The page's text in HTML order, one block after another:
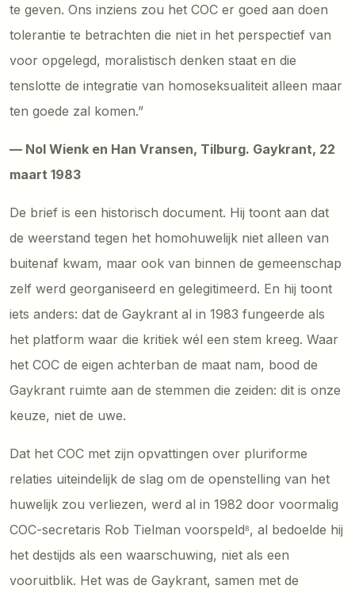
te geven. Ons inziens zou het COC er goed aan doen
tolerantie te betrachten die niet in het perspectief van
voor opgelegd, moralistisch denken staat en die
tenslotte de integratie van homoseksualiteit alleen maar
ten goede zal komen.”
— Nol Wienk en Han Vransen, Tilburg. Gaykrant, 22
maart 1983
De brief is een historisch document. Hij toont aan dat
de weerstand tegen het homohuwelijk niet alleen van
buitenaf kwam, maar ook van binnen de gemeenschap
zelf werd georganiseerd en gelegitimeerd. En hij toont
iets anders: dat de Gaykrant al in 1983 fungeerde als
het platform waar die kritiek wél een stem kreeg. Waar
het COC de eigen achterban de maat nam, bood de
Gaykrant ruimte aan de stemmen die zeiden: dit is onze
keuze, niet de uwe.
Dat het COC met zijn opvattingen over pluriforme
relaties uiteindelijk de slag om de openstelling van het
huwelijk zou verliezen, werd al in 1982 door voormalig
COC-secretaris Rob Tielman voorspeld⁸, al bedoelde hij
het destijds als een waarschuwing, niet als een
vooruitblik. Het was de Gaykrant, samen met de